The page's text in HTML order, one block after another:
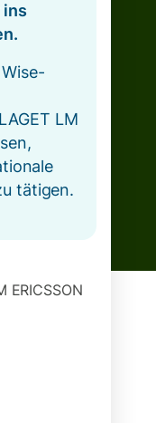
ins
LM
tätigen.
ERICSSON